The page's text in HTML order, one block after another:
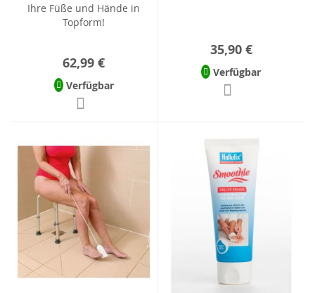
Ihre Füße und Hände in
Topform!
62,99 €
Verfügbar
35,90 €
Verfügbar